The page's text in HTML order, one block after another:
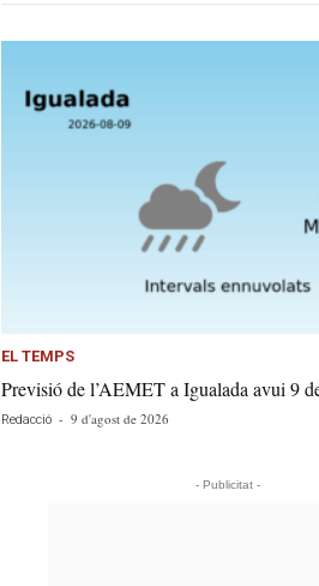
EL TEMPS
Previsió de l’AEMET a Igualada avui 9
Redacció - 9 d'agost de 2026
- Publicitat -